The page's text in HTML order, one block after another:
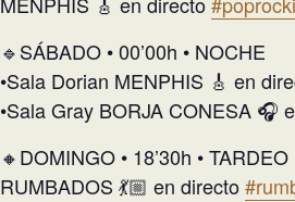
🔹SÁBADO • 00’00h • NOCHE
•Sala Dorian MENPHIS 🎸 en
•Sala Gray BORJA CONESA 🎧
🔸DOMINGO • 18’30h • TARDEO
RUMBADOS 💃🏼 en directo